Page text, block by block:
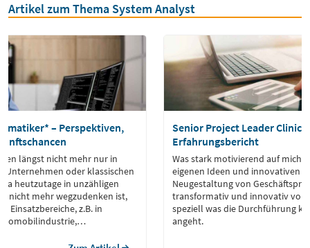
Artikel zum Thema System Analyst
– Perspektiven,
längst nicht mehr nur in
Unternehmen oder klassischen
heutzutage in unzähligen
nicht mehr wegzudenken ist,
Einsatzbereiche, z.B. in
Senior Project Leader
Erfahrungsbericht
Was stark motivierend auf mich
eigenen Ideen und innovativen
Neugestaltung von
transformativ und innovativ
speziell was die Durchführung
angeht.